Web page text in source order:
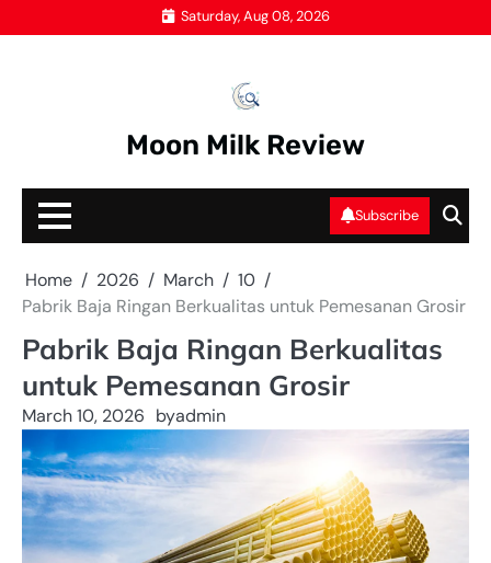
to
Saturday, Aug 08, 2026
Moon Milk Review
Subscribe
Home 2026 March
10
Pabrik Baja Ringan Berkualitas untuk Pemesanan Grosir
Pabrik Baja Ringan Berkualitas
untuk Pemesanan Grosir
March 10, 2026 byadmin